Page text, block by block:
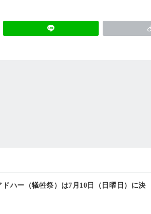
ハー（犠牲祭）は7月10日（日曜日）に決